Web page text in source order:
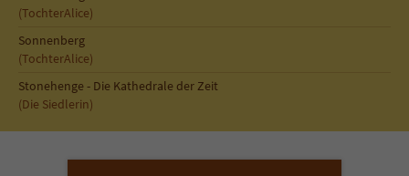
(TochterAlice)
Sonnenberg
(TochterAlice)
Stonehenge - Die Kathedrale der Zeit
(Die Siedlerin)